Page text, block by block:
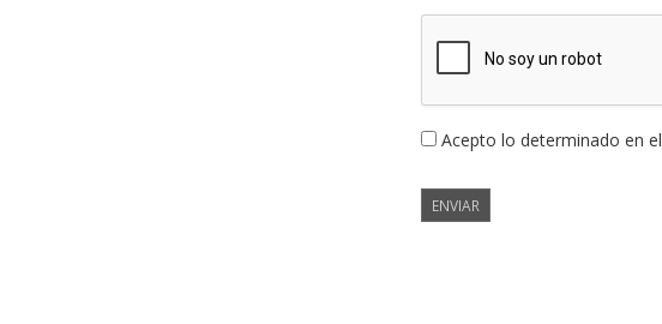
Acepto lo determinado en el
ENVIAR